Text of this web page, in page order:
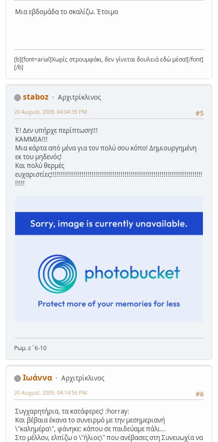
Μια εβδομάδα το σκαλίζω. Έτοιμο
[b][font=arial]Χωρίς στρουμφάκι, δεν γίνεται δουλειά εδώ μέσα![/font]
[/b]
staboz
Αρχιτρίκλινος
#5
20 August, 2009, 04:04:35 PM
Έ! Δεν υπήρχε περίπτωση!!!
ΚΑΜΜΙΑ!!!
Μια κάρτα από μένα για τον πολύ σου κόπο! Δημιουργημένη
εκ του μηδενός!
Και πολύ θερμές
ευχαριστίες!!!!!!!!!!!!!!!!!!!!!!!!!!!!!!!!!!!!!!!!!!!!!!!!!!!!!!!!!!!!!!!!!!!!!!!!!!!!!!
!!!!!
Ρωμ. ε΄6-10
Ιωάννα
Αρχιτρίκλινος
#6
20 August, 2009, 04:14:56 PM
Συγχαρητήρια, τα κατάφερες! :horray:
Και βέβαια έκανα το συνειρμό με την μεσημεριανή
\"καλημέρα\", φάνηκε: κάπου σε παιδεύαμε πάλι...
Στο μέλλον, ελπίζω ο \"ήλιος\" που ανέβασες στη Συνευωχία να